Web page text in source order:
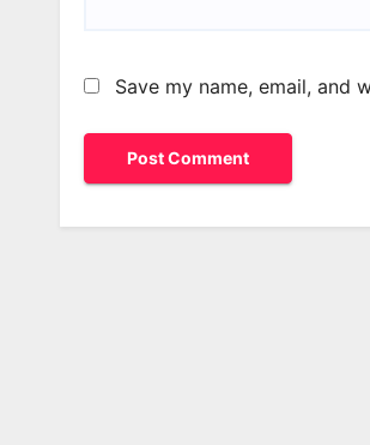
Save my name, email, and